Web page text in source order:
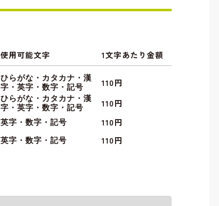
使用可能文字 1文字あたり金額
ひらがな・カタカナ・漢
字・英字・数字・記号
110円
ひらがな・カタカナ・漢
字・英字・数字・記号
110円
英字・数字・記号 110円
英字・数字・記号 110円